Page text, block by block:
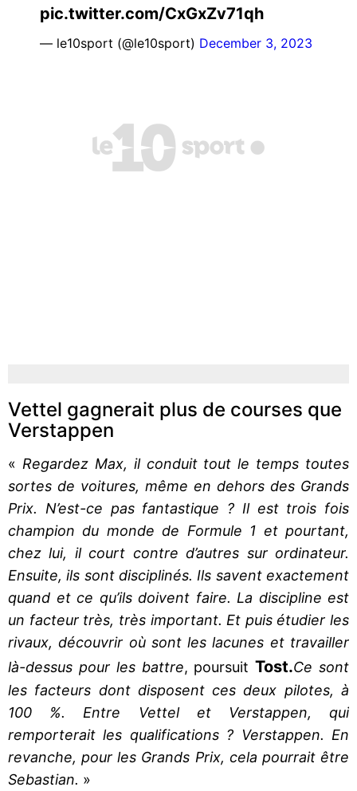
pic.twitter.com/CxGxZv71qh
— le10sport (@le10sport) December 3, 2023
Vettel gagnerait plus de courses que
Verstappen
« Regardez Max, il conduit tout le temps toutes
sortes de voitures, même en dehors des Grands
Prix. N’est-ce pas fantastique ? Il est trois fois
champion du monde de Formule 1 et pourtant,
chez lui, il court contre d’autres sur ordinateur.
Ensuite, ils sont disciplinés. Ils savent exactement
quand et ce qu’ils doivent faire. La discipline est
un facteur très, très important. Et puis étudier les
rivaux, découvrir où sont les lacunes et travailler
là-dessus pour les battre, poursuitTost.Ce sont
les facteurs dont disposent ces deux pilotes, à
100 %. Entre Vettel et Verstappen, qui
remporterait les qualifications ? Verstappen. En
revanche, pour les Grands Prix, cela pourrait être
Sebastian. »